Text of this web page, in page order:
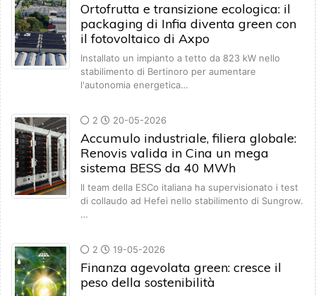
Ortofrutta e transizione ecologica: il
packaging di Infia diventa green con
il fotovoltaico di Axpo
Installato un impianto a tetto da 823 kW nello
stabilimento di Bertinoro per aumentare
l'autonomia energetica…
2 20-05-2026
Accumulo industriale, filiera globale:
Renovis valida in Cina un mega
sistema BESS da 40 MWh
Il team della ESCo italiana ha supervisionato i test
di collaudo ad Hefei nello stabilimento di Sungrow.
…
2 19-05-2026
Finanza agevolata green: cresce il
peso della sostenibilità